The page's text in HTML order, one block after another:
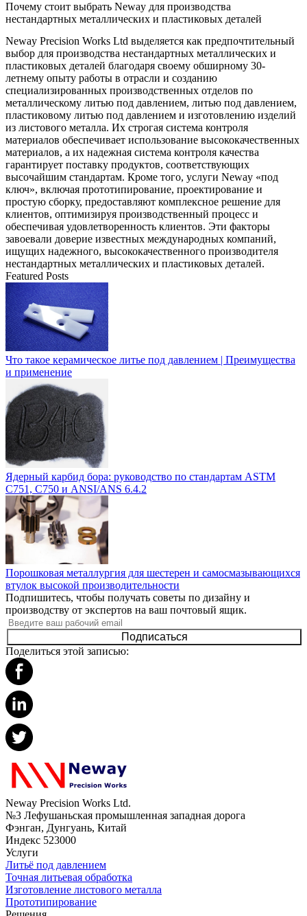
Почему стоит выбрать Neway для производства
нестандартных металлических и пластиковых деталей
Neway Precision Works Ltd выделяется как предпочтительный
выбор для производства нестандартных металлических и
пластиковых деталей благодаря своему обширному 30-
летнему опыту работы в отрасли и созданию
специализированных производственных отделов по
металлическому литью под давлением, литью под давлением,
пластиковому литью под давлением и изготовлению изделий
из листового металла. Их строгая система контроля
материалов обеспечивает использование высококачественных
материалов, а их надежная система контроля качества
гарантирует поставку продуктов, соответствующих
высочайшим стандартам. Кроме того, услуги Neway «под
ключ», включая прототипирование, проектирование и
простую сборку, предоставляют комплексное решение для
клиентов, оптимизируя производственный процесс и
обеспечивая удовлетворенность клиентов. Эти факторы
завоевали доверие известных международных компаний,
ищущих надежного, высококачественного производителя
нестандартных металлических и пластиковых деталей.
Featured Posts
Что такое керамическое литье под давлением | Преимущества
и применение
Ядерный карбид бора: руководство по стандартам ASTM
C751, C750 и ANSI/ANS 6.4.2
Порошковая металлургия для шестерен и самосмазывающихся
втулок высокой производительности
Подпишитесь, чтобы получать советы по дизайну и
производству от экспертов на ваш почтовый ящик.
Подписаться
Поделиться этой записью:
Neway Precision Works Ltd.
№3 Лефушаньская промышленная западная дорога
Фэнган, Дунгуань, Китай
Индекс 523000
Услуги
Литьё под давлением
Точная литьевая обработка
Изготовление листового металла
Прототипирование